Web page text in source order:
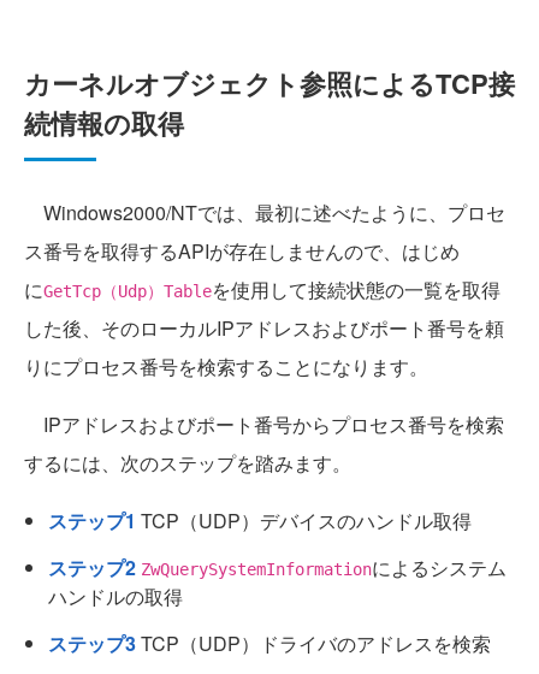
カーネルオブジェクト参照によるTCP接
続情報の取得
Windows2000/NTでは、最初に述べたように、プロセ
ス番号を取得するAPIが存在しませんので、はじめ
にGetTcp（Udp）Tableを使用して接続状態の一覧を取得
した後、そのローカルIPアドレスおよびポート番号を頼
りにプロセス番号を検索することになります。
IPアドレスおよびポート番号からプロセス番号を検索
するには、次のステップを踏みます。
ステップ1 TCP（UDP）デバイスのハンドル取得
ステップ2 ZwQuerySystemInformationによるシステム
ハンドルの取得
ステップ3TCP（UDP）ドライバのアドレスを検索